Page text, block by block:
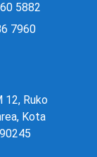
5882
7960
12, Ruko
Kota